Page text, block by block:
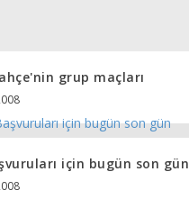
grup maçları
için bugün son gün